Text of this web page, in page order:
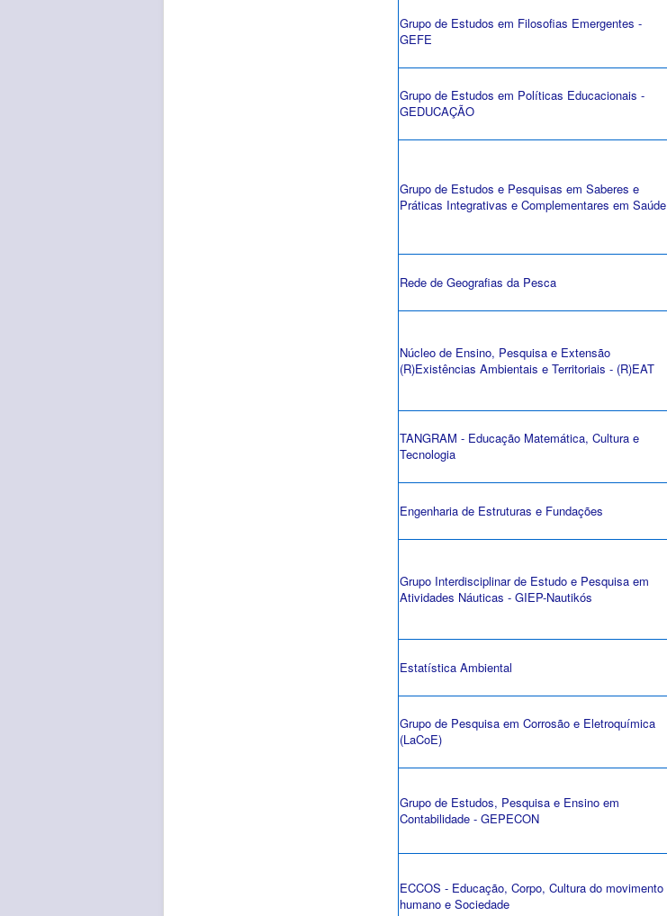
Grupo de Estudos em Filosofias Emergentes -
GEFE
Grupo de Estudos em Políticas Educacionais -
GEDUCAÇÃO
Grupo de Estudos e Pesquisas em Saberes e
Práticas Integrativas e Complementares em Saúde
Rede de Geografias da Pesca
Núcleo de Ensino, Pesquisa e Extensão
(R)Existências Ambientais e Territoriais - (R)EAT
TANGRAM - Educação Matemática, Cultura e
Tecnologia
Engenharia de Estruturas e Fundações
Grupo Interdisciplinar de Estudo e Pesquisa em
Atividades Náuticas - GIEP-Nautikós
Estatística Ambiental
Grupo de Pesquisa em Corrosão e Eletroquímica
(LaCoE)
Grupo de Estudos, Pesquisa e Ensino em
Contabilidade - GEPECON
ECCOS - Educação, Corpo, Cultura do movimento
humano e Sociedade